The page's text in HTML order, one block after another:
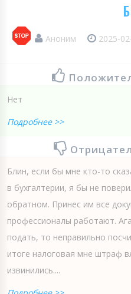
Аноним 2025-
Нет
Подробнее >>
Блин, если бы мне кто-то
в бухгалтерии, я бы не
обратном. Принес им все
профессионалы работают.
подать, то неправильно
итоге налоговая мне штраф
извинились....